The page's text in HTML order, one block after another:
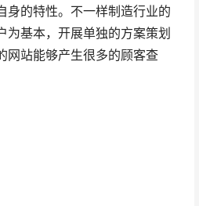
的特性。不一样制造行业的
为基本，开展单独的方案策划
网站能够产生很多的顾客查